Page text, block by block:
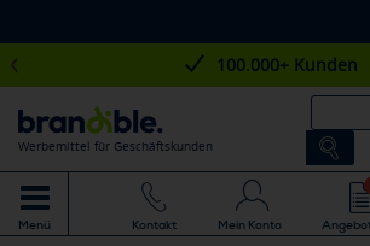
100.000+ Kunden
Werbemittel für Geschäftskunden
Menü Kontakt Mein Konto